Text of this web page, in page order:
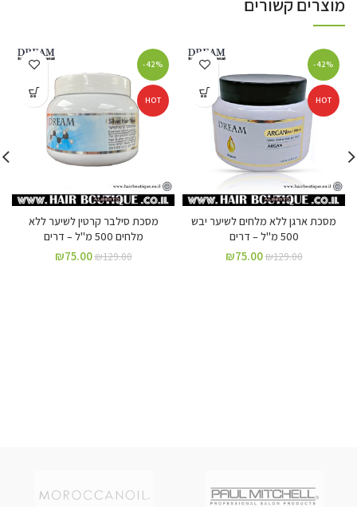
-42%
HOT
מסכת ארגן ללא מלחים לשיער יבש
500 מ"ל – דרים
₪129.00
₪75.00
-42%
HOT
מסכת סילבר קרטין לשיער ללא
מלחים 500 מ"ל – דרים
₪129.00
₪75.00